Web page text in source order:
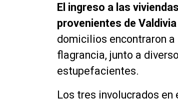
El ingreso a las
provenientes de
domicilios encontraron
flagrancia, junto a
estupefacientes.
Los tres involucrados